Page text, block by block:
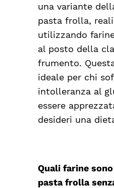
una variante
pasta frolla,
utilizzando
al posto della
frumento.
ideale per chi
intolleranza al
essere
desideri una
Quali farine
pasta frolla